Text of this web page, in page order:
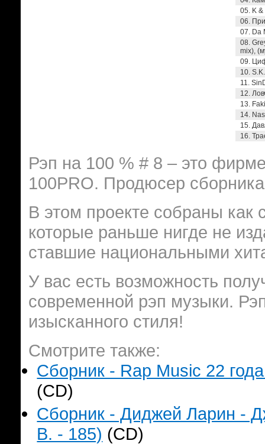
05. K
06.
07. Da
08.
mix),
09.
10.
11.
12.
13.
14.
15.
16.
Рэп на 100 % # 8 – это
100PRO. Продюсер
В этом проекте собраны
которые раньше нигде не
ставшие национальными
У вас есть возможность
современной рэп музыки.
изысканного стиля!
Смотрите также:
Сборник - Rap Music 22
(CD)
Сборник - Диджей Ларин -
B. - 185) (CD)